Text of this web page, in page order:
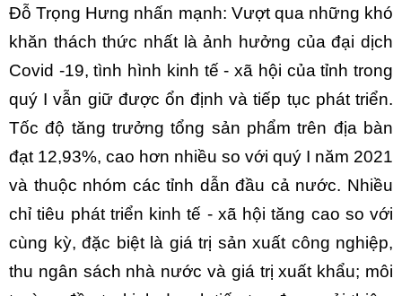
Đỗ Trọng Hưng nhấn mạnh: Vượt qua những khó
khăn thách thức nhất là ảnh hưởng của đại dịch
Covid -19, tình hình kinh tế - xã hội của tỉnh trong
quý I vẫn giữ được ổn định và tiếp tục phát triển.
Tốc độ tăng trưởng tổng sản phẩm trên địa bàn
đạt 12,93%, cao hơn nhiều so với quý I năm 2021
và thuộc nhóm các tỉnh dẫn đầu cả nước. Nhiều
chỉ tiêu phát triển kinh tế - xã hội tăng cao so với
cùng kỳ, đặc biệt là giá trị sản xuất công nghiệp,
thu ngân sách nhà nước và giá trị xuất khẩu; môi